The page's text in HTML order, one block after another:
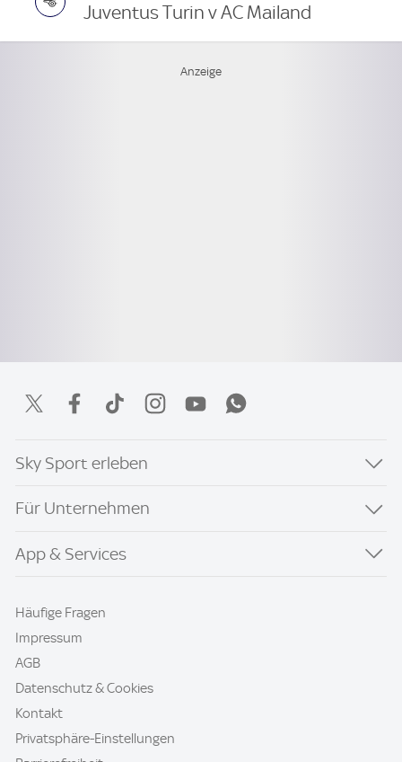
Juventus Turin v AC Mailand
Sky Sport erleben
Für Unternehmen
App & Services
Häufige Fragen
Impressum
AGB
Datenschutz & Cookies
Kontakt
Privatsphäre-Einstellungen